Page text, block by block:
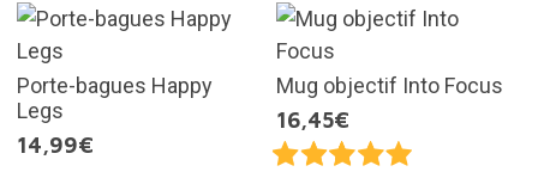
Porte-bagues Happy
Legs
14,99€
Mug objectif Into Focus
16,45€